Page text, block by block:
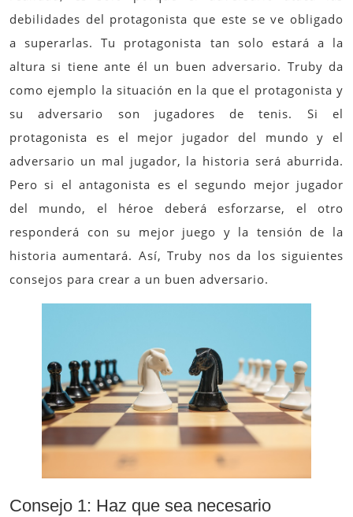
debilidades del protagonista que este se ve obligado
a superarlas. Tu protagonista tan solo estará a la
altura si tiene ante él un buen adversario. Truby da
como ejemplo la situación en la que el protagonista y
su adversario son jugadores de tenis. Si el
protagonista es el mejor jugador del mundo y el
adversario un mal jugador, la historia será aburrida.
Pero si el antagonista es el segundo mejor jugador
del mundo, el héroe deberá esforzarse, el otro
responderá con su mejor juego y la tensión de la
historia aumentará. Así, Truby nos da los siguientes
consejos para crear a un buen adversario.
Consejo 1: Haz que sea necesario